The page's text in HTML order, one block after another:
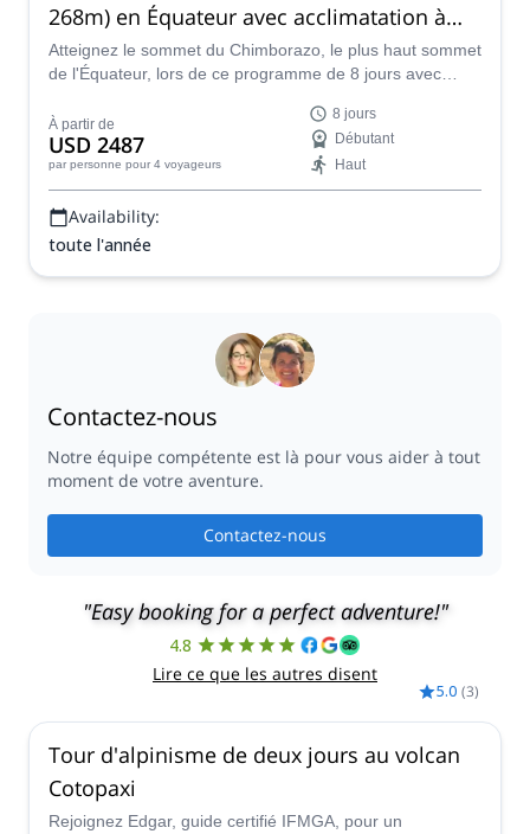
268m) en Équateur avec acclimatation à
Iliniza et Cotopaxi
Atteignez le sommet du Chimborazo, le plus haut sommet
de l'Équateur, lors de ce programme de 8 jours avec
guide de montagne certifié ASEGUIM Juan Carlos.
À partir de
USD 2487
par personne pour 4 voyageurs
8 jours
Débutant
Haut
Availability:
toute l'année
Contactez-nous
Notre équipe compétente est là pour vous aider à tout
moment de votre aventure.
Contactez-nous
"Easy booking for a perfect adventure!"
4.8
Lire ce que les autres disent
5.0 (3)
Tour d'alpinisme de deux jours au volcan
Cotopaxi
Rejoignez Edgar, guide certifié IFMGA, pour un